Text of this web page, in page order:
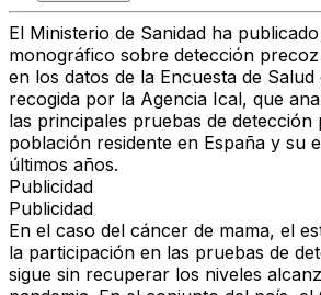
El Ministerio de Sanidad ha
monográfico sobre detección
en los datos de la Encuesta de Salud
recogida por la Agencia Ical, que
las principales pruebas de detección
población residente en España y su
últimos años.
Publicidad
Publicidad
En el caso del cáncer de mama, el
la participación en las pruebas de
sigue sin recuperar los niveles